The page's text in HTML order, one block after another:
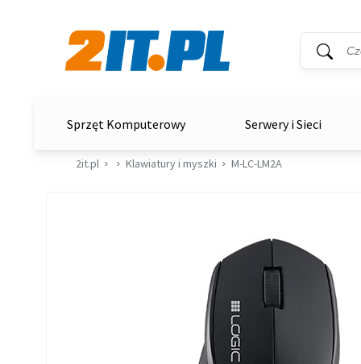
Słowo
Sprzęt Komputerowy Serwery i Sieci
2it.pl Klawiatury i myszki M-LC-LM2A